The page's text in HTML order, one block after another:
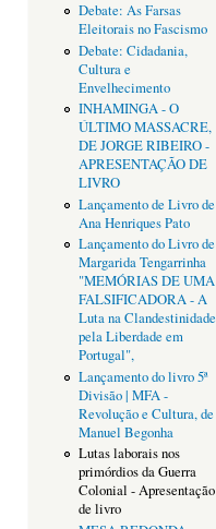
Debate: As Farsas
Eleitorais no Fascismo
Debate: Cidadania,
Cultura e
Envelhecimento
INHAMINGA - O
ÚLTIMO MASSACRE,
DE JORGE RIBEIRO -
APRESENTAÇÃO DE
LIVRO
Lançamento de Livro de
Ana Henriques Pato
Lançamento do Livro de
Margarida Tengarrinha
"MEMÓRIAS DE UMA
FALSIFICADORA - A
Luta na Clandestinidade
pela Liberdade em
Portugal",
Lançamento do livro 5ª
Divisão | MFA -
Revolução e Cultura, de
Manuel Begonha
Lutas laborais nos
primórdios da Guerra
Colonial - Apresentação
de livro